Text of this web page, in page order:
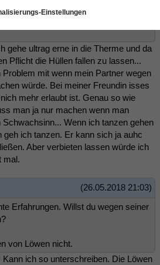
gehe ultrag erne in die Therme und da
Pflicht die Hüllen fallen zu lassen...
mit wenn mein Partner wegen
würde. Bei meiner Freundin isses
mehr erlaubt ist. Genau so wie
man ja nur machen wenn man
Wenn ich tanzen gehen
geh ich tanzen. Er kann sich ja auhc
Aber verbieten lassen würde ich
mal.
(26.05.2018 21:03)
Erfahrungen. Willst du wegen seiner
von Löwen nicht.
ich so unterschreiben. Die Löwen
Einstellungen